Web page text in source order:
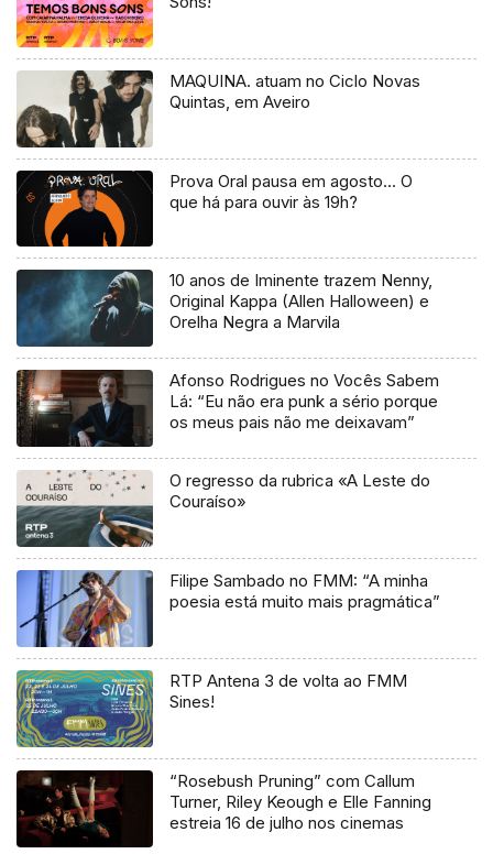
MAQUINA. atuam no Ciclo Novas
Quintas, em Aveiro
Prova Oral pausa em agosto… O
que há para ouvir às 19h?
10 anos de Iminente trazem Nenny,
Original Kappa (Allen Halloween) e
Orelha Negra a Marvila
Afonso Rodrigues no Vocês Sabem
Lá: “Eu não era punk a sério porque
os meus pais não me deixavam”
O regresso da rubrica «A Leste do
Couraíso»
Filipe Sambado no FMM: “A minha
poesia está muito mais pragmática”
RTP Antena 3 de volta ao FMM
Sines!
“Rosebush Pruning” com Callum
Turner, Riley Keough e Elle Fanning
estreia 16 de julho nos cinemas